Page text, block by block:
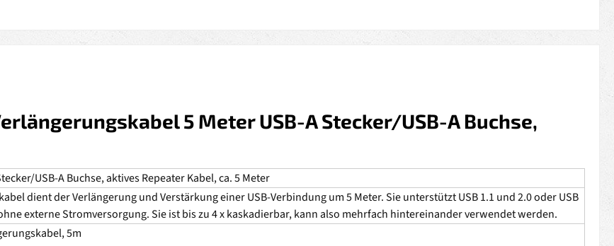
5 Meter USB-A Stecker/USB-A Buchse,
USB-A Buchse, aktives Repeater Kabel, ca. 5 Meter
dient der Verlängerung und Verstärkung einer USB-Verbindung um 5 Meter. Sie unterstützt USB 1.1 und 2.0 oder USB
externe Stromversorgung. Sie ist bis zu 4 x kaskadierbar, kann also mehrfach hintereinander verwendet werden.
5m